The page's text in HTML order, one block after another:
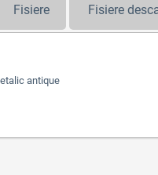
Fisiere Fisiere
antique